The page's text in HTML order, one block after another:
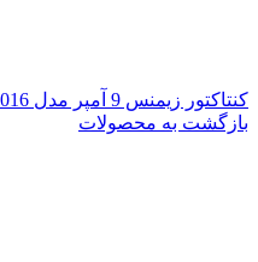
کنتاکتور زیمنس 9 آمپر مدل 3RT2016
بازگشت به محصولات